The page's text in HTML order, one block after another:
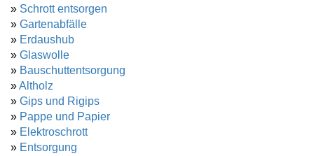
» Schrott entsorgen
» Gartenabfälle
» Erdaushub
» Glaswolle
» Bauschuttentsorgung
»Altholz
» Gips und Rigips
» Pappe und Papier
» Elektroschrott
» Entsorgung